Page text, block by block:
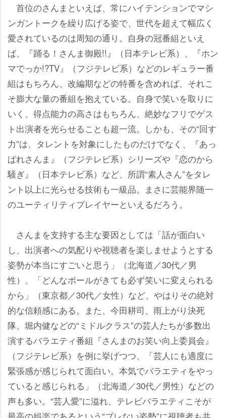
首位のさんまといえば、常にハイテンションでマシ
ンガントークを繰り広げる姿で、世代を超えて幅広く
愛されているのは周知の通り。自身の冠番組といえ
ば、『踊る！さんま御殿!!』（日本テレビ系）、『ホン
マでっか!?TV』（フジテレビ系）などのレギュラー番
組はもちろん、改編期などの特番を含めれば、それこ
そ膨大な量の番組を抱えている。自身で笑いを取りに
いく、得点能力の高さはもちろん、絶妙なフリでゲス
ト出演者を光らせることも超一流。しかも、その“回す
力”は、タレントを対象にしたものだけでなく、『あっ
ぱれさんま』（フジテレビ系）シリーズや『恋のから
騒ぎ』（日本テレビ系）など、所謂“素人さん”をタレ
ント以上に光らせる技術も一級品。まさに芸能界随一
のユーティリティプレイヤーといえるだろう。
さんまを支持する主な要因としては「話が面白い
し、出演者への気配りや視聴者を楽しませようとする
姿勢が本当にすごいと思う」（北海道／30代／男
性）、「どんなボールがきても必ず笑いに変えられる
から」（東京都／30代／女性）など、やはりその絶対
的な信頼感にある。また、今田耕司、雨上がり決死
隊、堀内健などの“ミドルクラス”の芸人たちが多数出
演するバラエティ番組『さんまのお笑い向上委員会』
（フジテレビ系）を例に挙げつつ、「芸人にも適度に
緊張感が感じられて面白い。本気でバラエティをやっ
ていると感じられる」（北海道／30代／男性）などの
声も多い。“芸人愛”に溢れ、テレビバラエティこそが